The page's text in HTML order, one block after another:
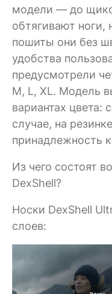
модели — до
обтягивают ноги,
пошиты они без
удобства
предусмотрели
M, L, XL. Модель
вариантах
случае, на
принадлежность
Из чего состоят
DexShell?
Носки DexShell
слоев: